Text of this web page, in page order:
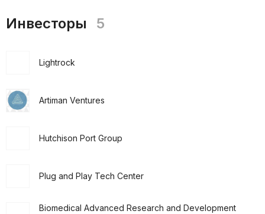
Инвесторы 5
Lightrock
Artiman Ventures
Hutchison Port Group
Plug and Play Tech Center
Biomedical Advanced Research and Development